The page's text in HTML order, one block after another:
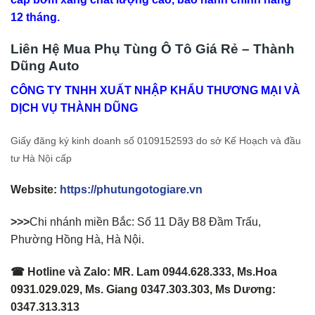
12 tháng.
Liên Hệ Mua Phụ Tùng Ô Tô Giá Rẻ – Thành
Dũng Auto
CÔNG TY TNHH XUẤT NHẬP KHẨU THƯƠNG MẠI VÀ
DỊCH VỤ THÀNH DŨNG
Giấy đăng ký kinh doanh số 0109152593 do sở Kế Hoạch và đầu
tư Hà Nội cấp
Website: https://phutungotogiare.vn
>>>Chi nhánh miền Bắc: Số 11 Dãy B8 Đầm Trấu,
Phường Hồng Hà, Hà Nội.
☎ Hotline và Zalo: MR. Lam 0944.628.333, Ms.Hoa
0931.029.029, Ms. Giang 0347.303.303, Ms Dương:
0347.313.313